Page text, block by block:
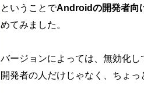
ということでAndroidの開発者向
めてみました。
バージョンによっては、無効化し
開発者の人だけじゃなく、ちょ